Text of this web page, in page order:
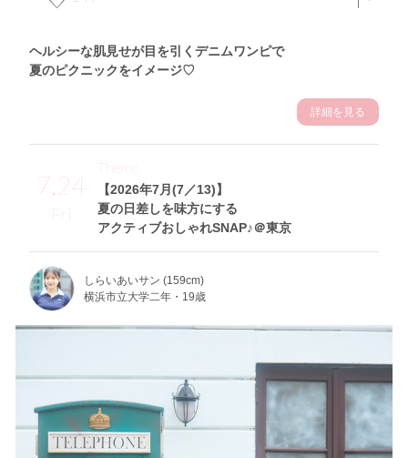
ヘルシーな肌見せが目を引くデニムワンピで
夏のピクニックをイメージ♡
詳細を見る
7.24
Fri
【2026年7月(7／13)】
夏の日差しを味方にする
アクティブおしゃれSNAP♪＠東京
Theme
しらいあいサン (159cm)
横浜市立大学二年・19歳